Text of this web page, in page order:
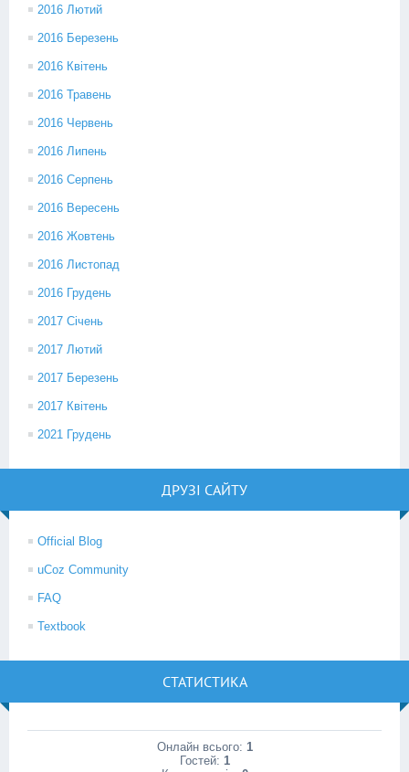
2016 Лютий
2016 Березень
2016 Квітень
2016 Травень
2016 Червень
2016 Липень
2016 Серпень
2016 Вересень
2016 Жовтень
2016 Листопад
2016 Грудень
2017 Січень
2017 Лютий
2017 Березень
2017 Квітень
2021 Грудень
ДРУЗІ САЙТУ
Official Blog
uCoz Community
FAQ
Textbook
СТАТИСТИКА
Онлайн всього: 1
Гостей: 1